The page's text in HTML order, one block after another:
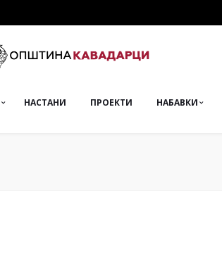
НАСТАНИ ПРОЕКТИ НАБАВКИ